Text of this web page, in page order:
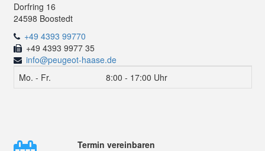
Dorfring 16
24598 Boostedt
+49 4393 99770
+49 4393 9977 35
info@peugeot-haase.de
Mo. - Fr.
8:00 - 17:00 Uhr
Termin vereinbaren